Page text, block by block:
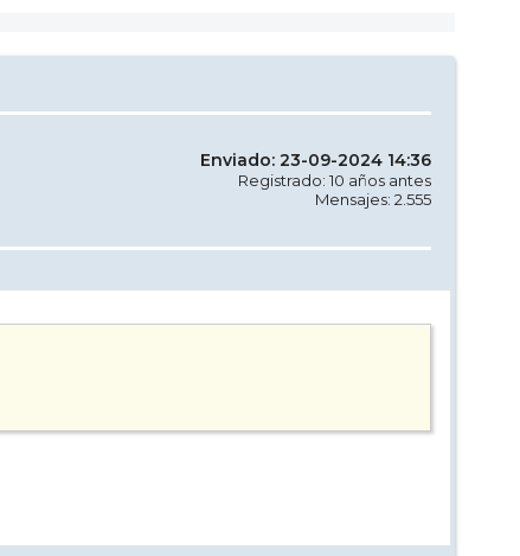
Enviado: 23-09-2024 14:36
Registrado: 10 años antes
Mensajes: 2.555